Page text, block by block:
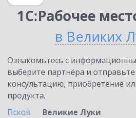
1С:Рабочее
в Великих
Ознакомьтесь с
выберите партнёра и отправьте
консультацию, приобретение
продукта.
Псков
Великие Луки